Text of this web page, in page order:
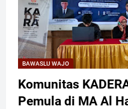
BAWASLU WAJO
Komunitas
Pemula di MA Al